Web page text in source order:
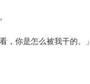
你是怎么被我干的。」